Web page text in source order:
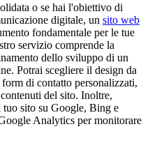
o se hai l'obiettivo di
digitale, un sito web
fondamentale per le tue
servizio comprende la
dello sviluppo di un
Potrai scegliere il design da
di contatto personalizzati,
del sito. Inoltre,
sito su Google, Bing e
Analytics per monitorare